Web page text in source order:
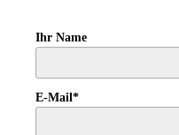
Ihr Name
E-Mail*